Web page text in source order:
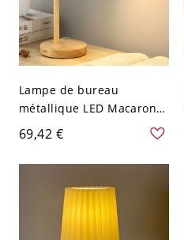
Lampe de bureau
métallique LED Macaron
avec bras en bois rotatif,
finition jaune
69,42 €